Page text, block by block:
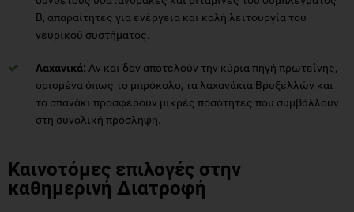
Β, απαραίτητες για ενέργεια και καλή λειτουργία του
νευρικού συστήματος.
Λαχανικά: Αν και δεν αποτελούν την κύρια πηγή πρωτεΐνης,
ορισμένα όπως το μπρόκολο, τα λαχανάκια Βρυξελλών και
το σπανάκι προσφέρουν μικρές ποσότητες που συμβάλλουν
στη συνολική πρόσληψη.
Καινοτόμες επιλογές στην
καθημερινή Διατροφή